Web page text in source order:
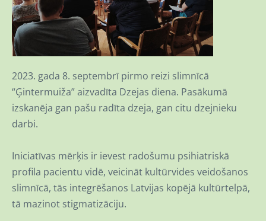
2023. gada 8. septembrī pirmo reizi slimnīcā
“Ģintermuiža” aizvadīta Dzejas diena. Pasākumā
izskanēja gan pašu radīta dzeja, gan citu dzejnieku
darbi.
Iniciatīvas mērķis ir ievest radošumu psihiatriskā
profila pacientu vidē, veicināt kultūrvides veidošanos
slimnīcā, tās integrēšanos Latvijas kopējā kultūrtelpā,
tā mazinot stigmatizāciju.